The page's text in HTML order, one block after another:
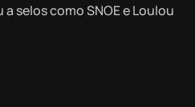
selos como SNOE e Loulou